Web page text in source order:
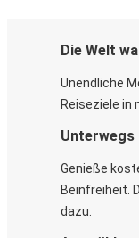
Die Welt
Unendliche
Reiseziele in
Genieße
Beinfreiheit.
dazu.